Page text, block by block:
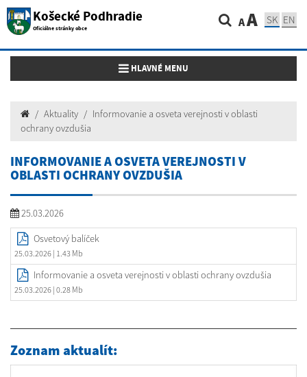
Košecké Podhradie
Oficiálne stránky obce AA SK EN
Toggle navigation
HLAVNÉ MENU
Aktuality
Informovanie a osveta verejnosti v oblasti
ochrany ovzdušia
INFORMOVANIE A OSVETA VEREJNOSTI V
OBLASTI OCHRANY OVZDUŠIA
25.03.2026
Osvetový balíček
25.03.2026 | 1.43 Mb
Informovanie a osveta verejnosti v oblasti ochrany ovzdušia
25.03.2026 | 0.28 Mb
Zoznam aktualít: